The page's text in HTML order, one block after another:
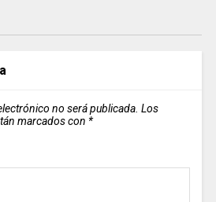
no será publicada. Los
marcados con *